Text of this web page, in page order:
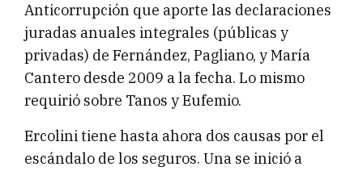
Anticorrupción que aporte las declaraciones
juradas anuales integrales (públicas y
privadas) de Fernández, Pagliano, y María
Cantero desde 2009 a la fecha. Lo mismo
requirió sobre Tanos y Eufemio.
Ercolini tiene hasta ahora dos causas por el
escándalo de los seguros. Una se inició a